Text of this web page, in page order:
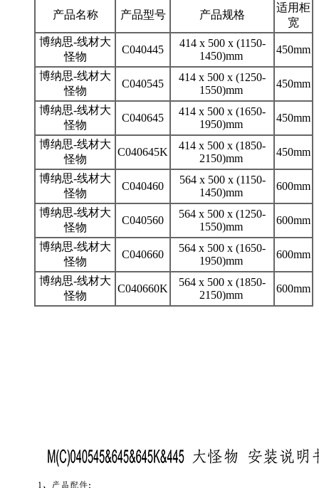
产品名称 产品型号 产品规格
适用柜
宽
博纳思-线材大
怪物
C040445
414 x 500 x (1150-
1450)mm
450mm
博纳思-线材大
怪物
C040545
414 x 500 x (1250-
1550)mm
450mm
博纳思-线材大
怪物
C040645
414 x 500 x (1650-
1950)mm
450mm
博纳思-线材大
怪物
C040645K
414 x 500 x (1850-
2150)mm
450mm
博纳思-线材大
怪物
C040460
564 x 500 x (1150-
1450)mm
600mm
博纳思-线材大
怪物
C040560
564 x 500 x (1250-
1550)mm
600mm
博纳思-线材大
怪物
C040660
564 x 500 x (1650-
1950)mm
600mm
博纳思-线材大
怪物
C040660K
564 x 500 x (1850-
2150)mm
600mm